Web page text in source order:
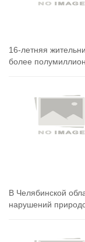
16-летняя
более
В Челябинской
нарушений